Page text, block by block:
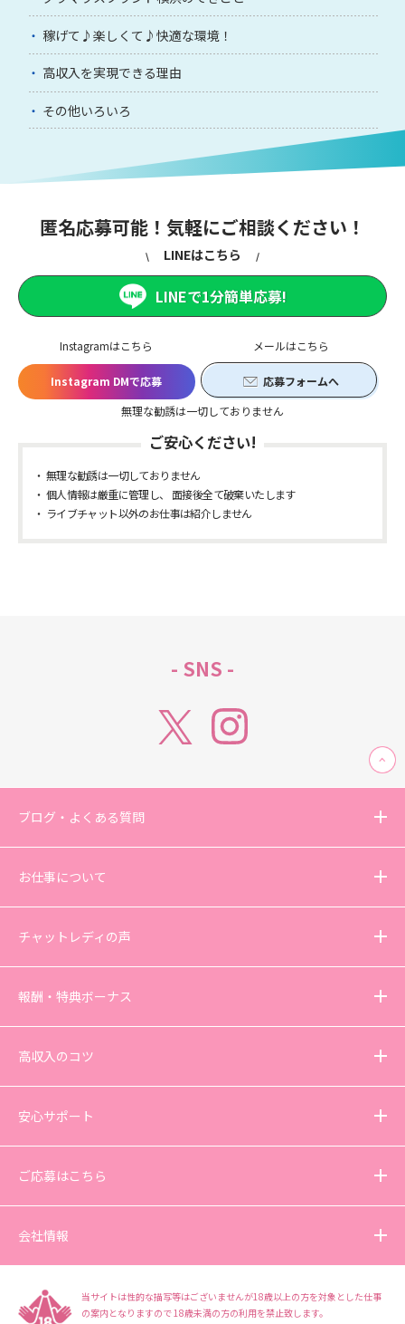
稼げて♪楽しくて♪快適な環境！
高収入を実現できる理由
その他いろいろ
匿名応募可能！気軽にご相談ください！
Instagramはこちら
Instagram DMで応募
メールはこちら
応募フォームへ
無理な勧誘は一切しておりません
LINEはこちら
LINEで1分簡単応募!
ご安心ください!
無理な勧誘は一切しておりません
個人情報は厳重に管理し、 面接後全て破棄いたします
ライブチャット以外のお仕事は紹介しません
- SNS -
ブログ・よくある質問
お仕事について
チャットレディの声
報酬・特典ボーナス
高収入のコツ
安心サポート
ご応募はこちら
会社情報
当サイトは性的な描写等はございませんが18歳以上の方を対象とした仕事
の案内となりますので 18歳未満の方の利用を禁止致します。